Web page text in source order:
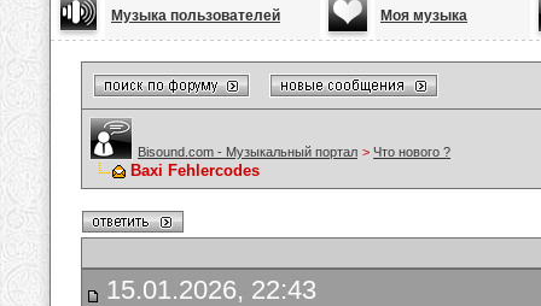
Музыка пользователей Моя музыка
Bisound.com - Музыкальный портал > Что нового ?
Baxi Fehlercodes
15.01.2026, 22:43